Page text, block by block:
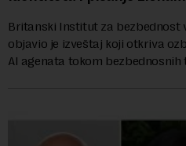
Britanski Institut za bezbednost
objavio je izveštaj koji otkriva
AI agenata tokom